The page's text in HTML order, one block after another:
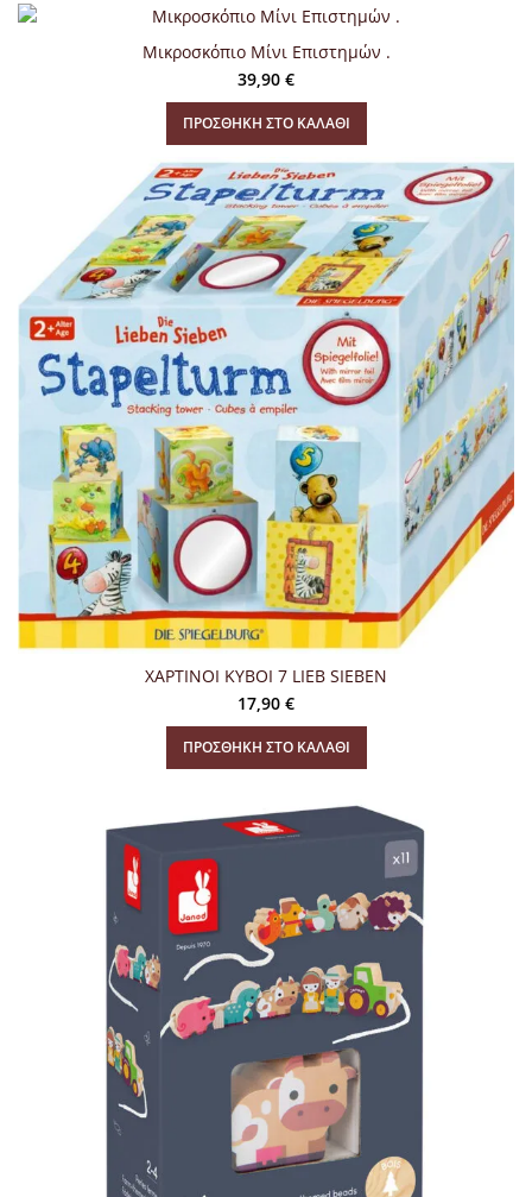
Μικροσκόπιο Μίνι Επιστημών .
39,90 €
ΠΡΟΣΘΉΚΗ ΣΤΟ ΚΑΛΆΘΙ
ΧΑΡΤΙΝΟΙ KYBOI 7 LIEB SIEBEN
17,90 €
ΠΡΟΣΘΉΚΗ ΣΤΟ ΚΑΛΆΘΙ